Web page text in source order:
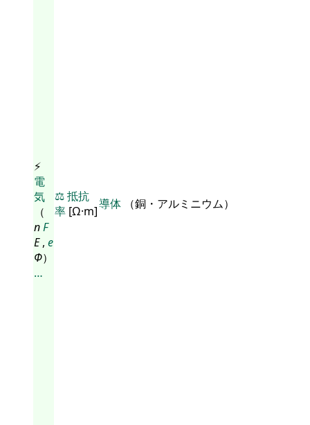
⚡
電
気
（
nF
E, e
Φ）
…
⚖️抵抗
率 [Ω·m]導体 （銅・アルミニウム）